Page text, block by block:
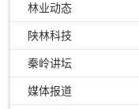
林业动态
陕林科技
秦岭讲坛
媒体报道